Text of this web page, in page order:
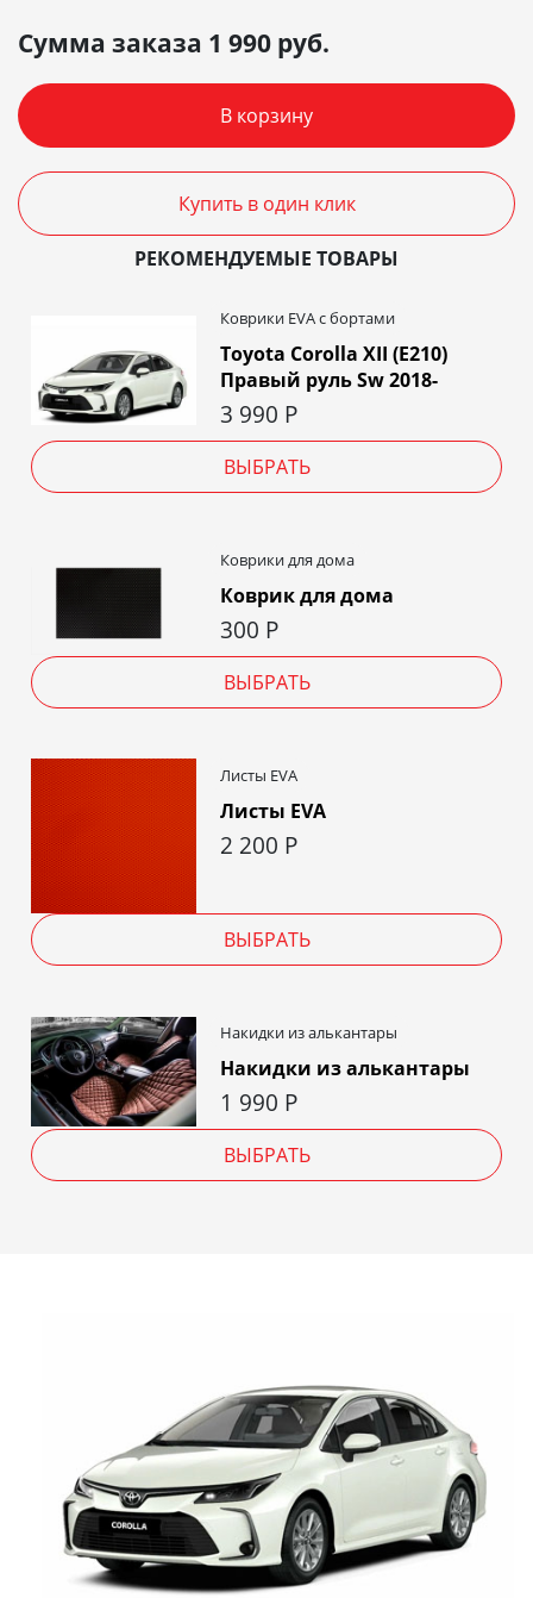
Сумма заказа 1 990 руб.
В корзину
Купить в один клик
РЕКОМЕНДУЕМЫЕ ТОВАРЫ
Коврики EVA c бортами
Toyota Corolla XII (E210)
Правый руль Sw 2018-
3 990 Р
ВЫБРАТЬ
Коврики для дома
Коврик для дома
300 Р
ВЫБРАТЬ
Листы EVA
Листы EVA
2 200 Р
ВЫБРАТЬ
Накидки из алькантары
Накидки из алькантары
1 990 Р
ВЫБРАТЬ